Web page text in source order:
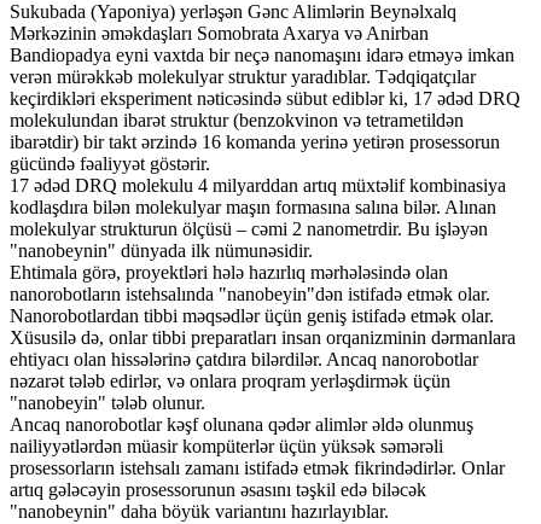
Sukubada (Yaponiya) yerləşən Gənc Alimlərin Beynəlxalq
Mərkəzinin əməkdaşları Somobrata Axarya və Anirban
Bandiopadya eyni vaxtda bir neçə nanomaşını idarə etməyə imkan
verən mürəkkəb molekulyar struktur yaradıblar. Tədqiqatçılar
keçirdikləri eksperiment nəticəsində sübut ediblər ki, 17 ədəd DRQ
molekulundan ibarət struktur (benzokvinon və tetrametildən
ibarətdir) bir takt ərzində 16 komanda yerinə yetirən prosessorun
gücündə fəaliyyət göstərir.
17 ədəd DRQ molekulu 4 milyarddan artıq müxtəlif kombinasiya
kodlaşdıra bilən molekulyar maşın formasına salına bilər. Alınan
molekulyar strukturun ölçüsü – cəmi 2 nanometrdir. Bu işləyən
"nanobeynin" dünyada ilk nümunəsidir.
Ehtimala görə, proyektləri hələ hazırlıq mərhələsində olan
nanorobotların istehsalında "nanobeyin"dən istifadə etmək olar.
Nanorobotlardan tibbi məqsədlər üçün geniş istifadə etmək olar.
Xüsusilə də, onlar tibbi preparatları insan orqanizminin dərmanlara
ehtiyacı olan hissələrinə çatdıra bilərdilər. Ancaq nanorobotlar
nəzarət tələb edirlər, və onlara proqram yerləşdirmək üçün
"nanobeyin" tələb olunur.
Ancaq nanorobotlar kəşf olunana qədər alimlər əldə olunmuş
nailiyyətlərdən müasir kompüterlər üçün yüksək səmərəli
prosessorların istehsalı zamanı istifadə etmək fikrindədirlər. Onlar
artıq gələcəyin prosessorunun əsasını təşkil edə biləcək
"nanobeynin" daha böyük variantını hazırlayıblar.